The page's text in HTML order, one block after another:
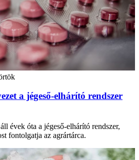
a jégeső-elhárító rendszer
évek óta a jégeső-elhárító rendszer,
fontolgatja az agrártárca.